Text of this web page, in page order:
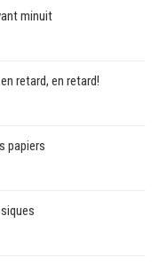
minuit
retard, en retard!
papiers